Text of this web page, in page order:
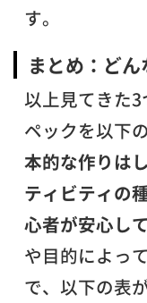
す。
まとめ：ど
以上見てきた
ペックを以下
本的な作りは
ティビティの
心者が安心し
や目的によっ
で、以下の表